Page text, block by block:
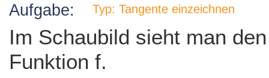
Aufgabe: Typ: Tangente einzeichnen
Im Schaubild sieht man
Funktion f.